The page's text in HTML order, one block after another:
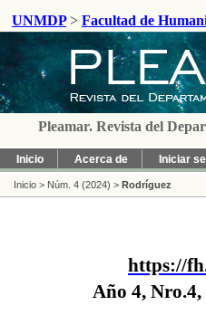
UNMDP> Facultad de
Pleamar. Revista del
Inicio Acerca de Iniciar
Inicio > Núm. 4 (2024) > Rodríguez
https://
Año 4,